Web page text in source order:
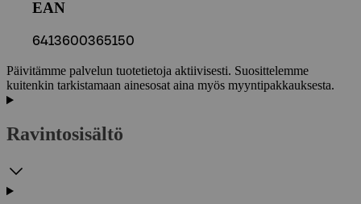
EAN
6413600365150
Päivitämme palvelun tuotetietoja aktiivisesti. Suosittelemme
kuitenkin tarkistamaan ainesosat aina myös myyntipakkauksesta.
Ravintosisältö